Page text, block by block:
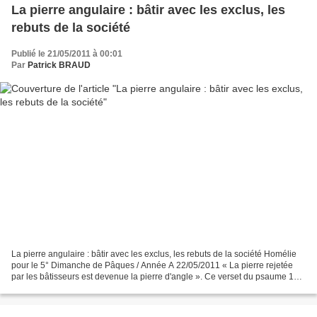
La pierre angulaire : bâtir avec les exclus, les
rebuts de la société
Publié le 21/05/2011 à 00:01
Par Patrick BRAUD
La pierre angulaire : bâtir avec les exclus, les rebuts de la société Homélie
pour le 5° Dimanche de Pâques / Année A 22/05/2011 « La pierre rejetée
par les bâtisseurs est devenue la pierre d'angle ». Ce verset du psaume 118,